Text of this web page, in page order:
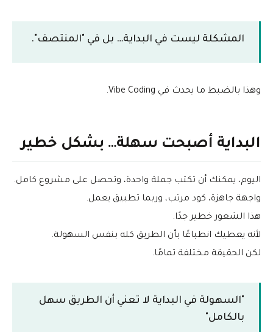
المشكلة ليست في البداية… بل في "المنتصف".
وهذا بالضبط ما يحدث في Vibe Coding.
البداية أصبحت سهلة… بشكل خطير
اليوم، يمكنك أن تكتب جملة واحدة، وتحصل على مشروع كامل.
واجهة جاهزة، كود مرتب، وربما تطبيق يعمل.
هذا الشعور خطير جدًا.
لأنه يعطيك انطباعًا بأن الطريق كله بنفس السهولة.
لكن الحقيقة مختلفة تمامًا.
"السهولة في البداية لا تعني أن الطريق سهل
بالكامل"